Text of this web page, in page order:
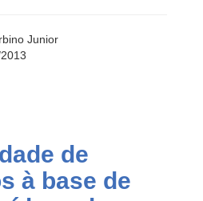
Junior
de
à base de